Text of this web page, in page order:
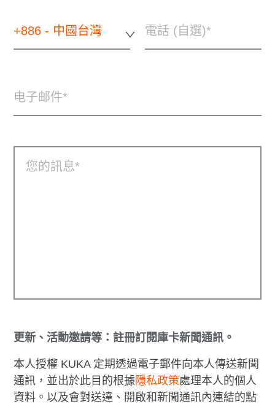
+886 - 中國台灣 電話 (自選)
电子邮件
您的訊息
更新、活動邀請等：註冊訂閱庫卡新聞通訊。
本人授權 KUKA 定期透過電子郵件向本人傳送新聞
通訊，並出於此目的根據 隱私政策處理本人的個人
資料。以及會對送達、開啟和新聞通訊內連結的點